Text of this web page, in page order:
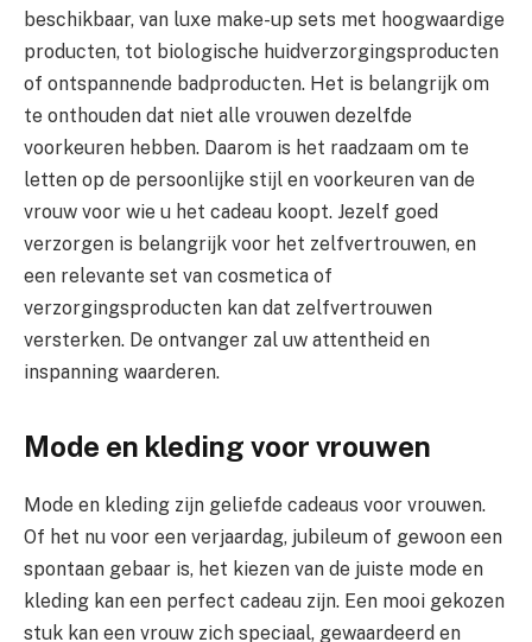
beschikbaar, van luxe make-up sets met hoogwaardige
producten, tot biologische huidverzorgingsproducten
of ontspannende badproducten. Het is belangrijk om
te onthouden dat niet alle vrouwen dezelfde
voorkeuren hebben. Daarom is het raadzaam om te
letten op de persoonlijke stijl en voorkeuren van de
vrouw voor wie u het cadeau koopt. Jezelf goed
verzorgen is belangrijk voor het zelfvertrouwen, en
een relevante set van cosmetica of
verzorgingsproducten kan dat zelfvertrouwen
versterken. De ontvanger zal uw attentheid en
inspanning waarderen.
Mode en kleding voor vrouwen
Mode en kleding zijn geliefde cadeaus voor vrouwen.
Of het nu voor een verjaardag, jubileum of gewoon een
spontaan gebaar is, het kiezen van de juiste mode en
kleding kan een perfect cadeau zijn. Een mooi gekozen
stuk kan een vrouw zich speciaal, gewaardeerd en